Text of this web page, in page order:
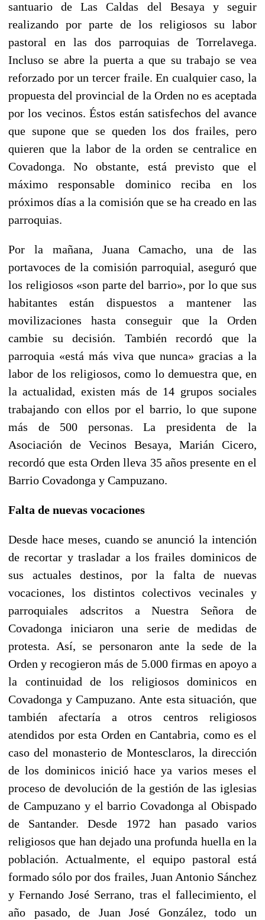
santuario de Las Caldas del Besaya y seguir
realizando por parte de los religiosos su labor
pastoral en las dos parroquias de Torrelavega.
Incluso se abre la puerta a que su trabajo se vea
reforzado por un tercer fraile. En cualquier caso, la
propuesta del provincial de la Orden no es aceptada
por los vecinos. Éstos están satisfechos del avance
que supone que se queden los dos frailes, pero
quieren que la labor de la orden se centralice en
Covadonga. No obstante, está previsto que el
máximo responsable dominico reciba en los
próximos días a la comisión que se ha creado en las
parroquias.
Por la mañana, Juana Camacho, una de las
portavoces de la comisión parroquial, aseguró que
los religiosos «son parte del barrio», por lo que sus
habitantes están dispuestos a mantener las
movilizaciones hasta conseguir que la Orden
cambie su decisión. También recordó que la
parroquia «está más viva que nunca» gracias a la
labor de los religiosos, como lo demuestra que, en
la actualidad, existen más de 14 grupos sociales
trabajando con ellos por el barrio, lo que supone
más de 500 personas. La presidenta de la
Asociación de Vecinos Besaya, Marián Cicero,
recordó que esta Orden lleva 35 años presente en el
Barrio Covadonga y Campuzano.
Falta de nuevas vocaciones
Desde hace meses, cuando se anunció la intención
de recortar y trasladar a los frailes dominicos de
sus actuales destinos, por la falta de nuevas
vocaciones, los distintos colectivos vecinales y
parroquiales adscritos a Nuestra Señora de
Covadonga iniciaron una serie de medidas de
protesta. Así, se personaron ante la sede de la
Orden y recogieron más de 5.000 firmas en apoyo a
la continuidad de los religiosos dominicos en
Covadonga y Campuzano. Ante esta situación, que
también afectaría a otros centros religiosos
atendidos por esta Orden en Cantabria, como es el
caso del monasterio de Montesclaros, la dirección
de los dominicos inició hace ya varios meses el
proceso de devolución de la gestión de las iglesias
de Campuzano y el barrio Covadonga al Obispado
de Santander. Desde 1972 han pasado varios
religiosos que han dejado una profunda huella en la
población. Actualmente, el equipo pastoral está
formado sólo por dos frailes, Juan Antonio Sánchez
y Fernando José Serrano, tras el fallecimiento, el
año pasado, de Juan José González, todo un